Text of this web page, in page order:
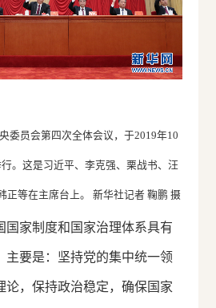
委员会第四次全体会议，于2019年10
。这是习近平、李克强、栗战书、汪
正等在主席台上。 新华社记者 鞠鹏 摄
家制度和国家治理体系具有
主要是：坚持党的集中统一领
论，保持政治稳定，确保国家